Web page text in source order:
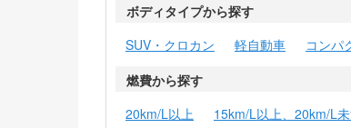
ボディタイプから探す
SUV・クロカン
軽自動車 コンパ
燃費から探す
20km/L以上
15km/L以上、20km/L